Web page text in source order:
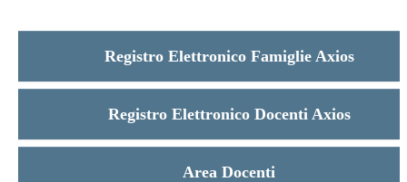
Registro Elettronico Famiglie Axios
Registro Elettronico Docenti Axios
Area Docenti